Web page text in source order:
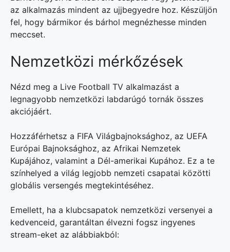
az alkalmazás mindent az ujjbegyedre hoz. Készüljön
fel, hogy bármikor és bárhol megnézhesse minden
meccset.
Nemzetközi mérkőzések
Nézd meg a Live Football TV alkalmazást a
legnagyobb nemzetközi labdarúgó tornák összes
akciójáért.
Hozzáférhetsz a FIFA Világbajnoksághoz, az UEFA
Európai Bajnoksághoz, az Afrikai Nemzetek
Kupájához, valamint a Dél-amerikai Kupához. Ez a te
színhelyed a világ legjobb nemzeti csapatai közötti
globális versengés megtekintéséhez.
Emellett, ha a klubcsapatok nemzetközi versenyei a
kedvenceid, garantáltan élvezni fogsz ingyenes
stream-eket az alábbiakból: